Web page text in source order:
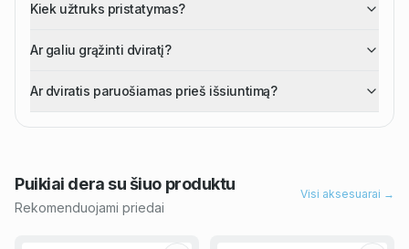
Kiek užtruks pristatymas?
Ar galiu grąžinti dviratį?
Ar dviratis paruošiamas prieš išsiuntimą?
Puikiai dera su šiuo produktu
Rekomenduojami priedai
Visi aksesuarai →